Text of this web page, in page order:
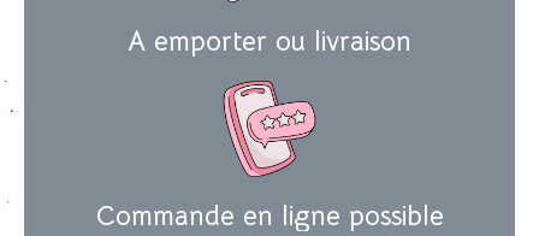
A emporter ou livraison
Commande en ligne possible